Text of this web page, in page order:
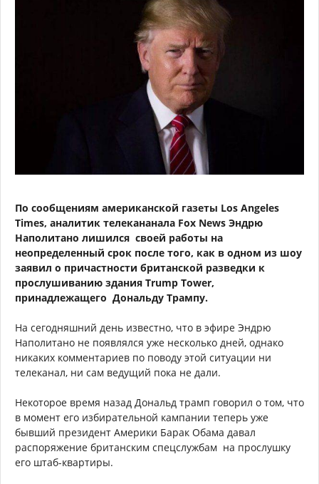
По сообщениям американской газеты Los Angeles
Times, аналитик телекананала Fox News Эндрю
Наполитано лишился своей работы на
неопределенный срок после того, как в одном из шоу
заявил о причастности британской разведки к
прослушиванию здания Trump Tower,
принадлежащего Дональду Трампу.
На сегодняшний день известно, что в эфире Эндрю
Наполитано не появлялся уже несколько дней, однако
никаких комментариев по поводу этой ситуации ни
телеканал, ни сам ведущий пока не дали.
Некоторое время назад Дональд трамп говорил о том, что
в момент его избирательной кампании теперь уже
бывший президент Америки Барак Обама давал
распоряжение британским спецслужбам на прослушку
его штаб-квартиры.